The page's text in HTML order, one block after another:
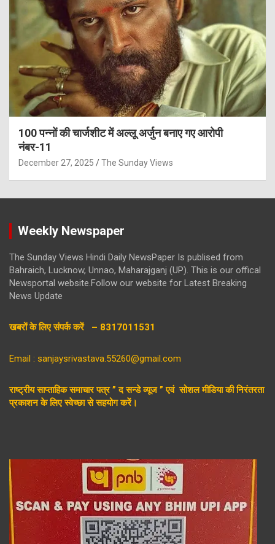
100 पन्नों की चार्जशीट में अल्लू अर्जुन बनाए गए आरोपी
नंबर-11
December 27, 2025 The Sunday Views
Weekly Newspaper
The Sunday Views Hindi Daily NewsPaper Is publised from
Bahraich, Lucknow, Unnao, Maharajganj (UP). This is our offical
Newsportal website.Follow our website for Latest Breaking
News Update
खबरों के लिए संपर्क करें – 8317011531
Email : sanjaysrivastava.55260@gmail.com
राष्ट्रीय साप्ताहिक समाचार पत्र ” द सन्डे व्यूज ” एवं सोशल मीडिया की निरंतरता
प्रकाशन के लिए स्वेच्छा से सहयोग करें।